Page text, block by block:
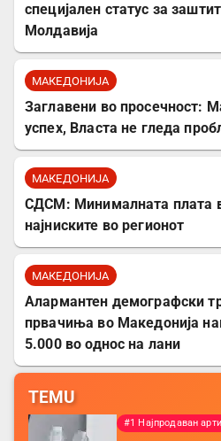
специјален статус за
Молдавија
МАКЕДОНИЈА
Заглавени во просечност:
успех, Власта не гледа
МАКЕДОНИЈА
СДСМ: Минималната плата
најниските во регионот
МАКЕДОНИЈА
Алармантен демографски
првачиња во Македонија
5.000 во однос на лани
TEMU
#1 Најпродаван